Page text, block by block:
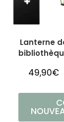
Lanterne
49,90€